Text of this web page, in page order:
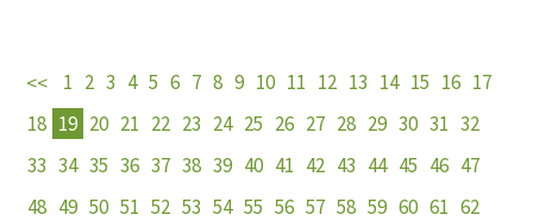
1 2 3 4 5 6 7 8 9 10 11 12 13 14 15 16 17
18 19 20 21 22 23 24 25 26 27 28 29 30 31 32
33 34 35 36 37 38 39 40 41 42 43 44 45 46 47
48 49 50 51 52 53 54 55 56 57 58 59 60 61 62